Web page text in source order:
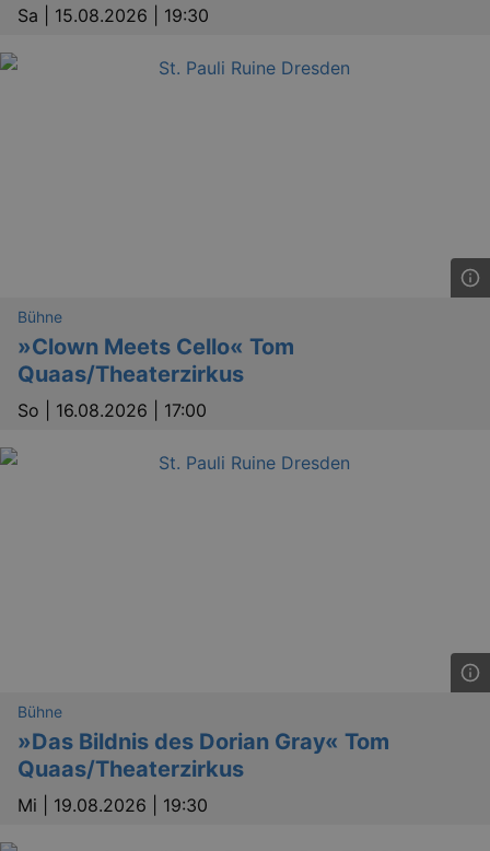
Sa | 15.08.2026 | 19:30
Bühne
»Clown Meets Cello« Tom
Quaas/Theaterzirkus
So | 16.08.2026 | 17:00
Bühne
»Das Bildnis des Dorian Gray« Tom
Quaas/Theaterzirkus
Mi | 19.08.2026 | 19:30